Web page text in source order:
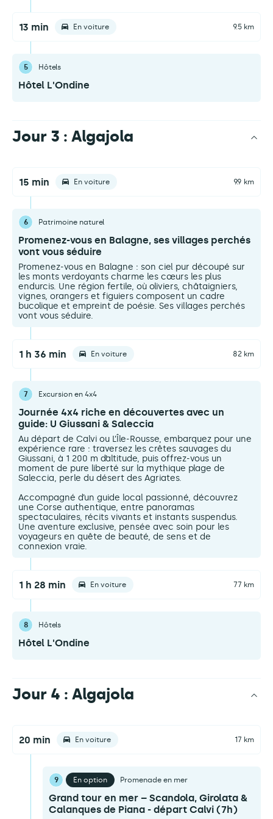
13 min En voiture 9.5 km
5 Hôtels
Hôtel L'Ondine
Jour 3 : Algajola
15 min En voiture 9.9 km
6 Patrimoine naturel
Promenez-vous en Balagne, ses villages perchés
vont vous séduire
Promenez-vous en Balagne : son ciel pur découpé sur
les monts verdoyants charme les cœurs les plus
endurcis. Une région fertile, où oliviers, châtaigniers,
vignes, orangers et figuiers composent un cadre
bucolique et empreint de poésie. Ses villages perchés
vont vous séduire.
1 h 36 min En voiture 82 km
7 Excursion en 4x4
Journée 4x4 riche en découvertes avec un
guide: U Giussani & Saleccia
Au départ de Calvi ou L’Île-Rousse, embarquez pour une
expérience rare : traversez les crêtes sauvages du
Giussani, à 1 200 m d’altitude, puis offrez-vous un
moment de pure liberté sur la mythique plage de
Saleccia, perle du désert des Agriates.
Accompagné d’un guide local passionné, découvrez
une Corse authentique, entre panoramas
spectaculaires, récits vivants et instants suspendus.
Une aventure exclusive, pensée avec soin pour les
voyageurs en quête de beauté, de sens et de
connexion vraie.
1 h 28 min En voiture 77 km
8 Hôtels
Hôtel L'Ondine
Jour 4 : Algajola
20 min En voiture 17 km
9 En option Promenade en mer
Grand tour en mer – Scandola, Girolata &
Calanques de Piana - départ Calvi (7h)